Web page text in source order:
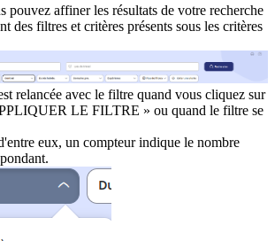
pouvez affiner les résultats de votre recherche
des filtres et critères présents sous les critères
relancée avec le filtre quand vous cliquez sur
LE FILTRE » ou quand le filtre se
eux, un compteur indique le nombre